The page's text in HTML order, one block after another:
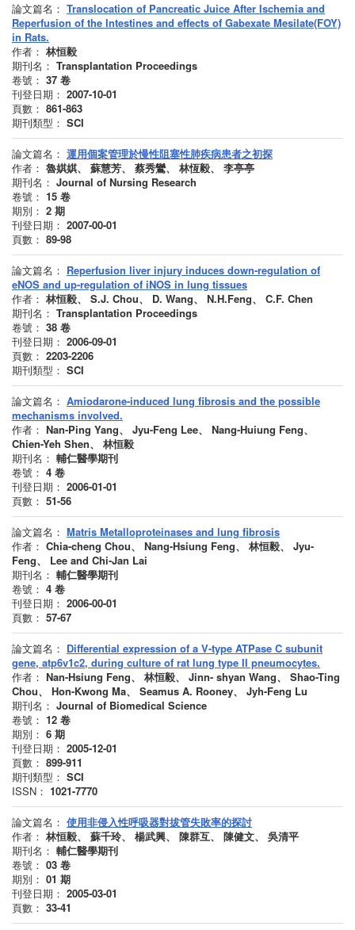
論文篇名： Translocation of Pancreatic Juice After Ischemia and
Reperfusion of the Intestines and effects of Gabexate Mesilate(FOY)
in Rats.
作者： 林恒毅
期刊名： Transplantation Proceedings
卷號： 37 卷
刊登日期： 2007-10-01
頁數： 861-863
期刊類型： SCI
論文篇名： 運用個案管理於慢性阻塞性肺疾病患者之初探
作者： 魯娸娸、 蘇慧芳、 蔡秀鸞、 林恆毅、 李亭亭
期刊名： Journal of Nursing Research
卷號： 15 卷
期別： 2 期
刊登日期： 2007-00-01
頁數： 89-98
論文篇名： Reperfusion liver injury induces down-regulation of
eNOS and up-regulation of iNOS in lung tissues
作者： 林恒毅、 S.J. Chou、 D. Wang、 N.H.Feng、 C.F. Chen
期刊名： Transplantation Proceedings
卷號： 38 卷
刊登日期： 2006-09-01
頁數： 2203-2206
期刊類型： SCI
論文篇名： Amiodarone-induced lung fibrosis and the possible
mechanisms involved.
作者： Nan-Ping Yang、 Jyu-Feng Lee、 Nang-Huiung Feng、
Chien-Yeh Shen、 林恒毅
期刊名： 輔仁醫學期刊
卷號： 4 卷
刊登日期： 2006-01-01
頁數： 51-56
論文篇名： Matris Metalloproteinases and lung fibrosis
作者： Chia-cheng Chou、 Nang-Hsiung Feng、 林恒毅、 Jyu-
Feng、 Lee and Chi-Jan Lai
期刊名： 輔仁醫學期刊
卷號： 4 卷
刊登日期： 2006-00-01
頁數： 57-67
論文篇名： Differential expression of a V-type ATPase C subunit
gene, atp6v1c2, during culture of rat lung type II pneumocytes.
作者： Nan-Hsiung Feng、 林恒毅、 Jinn- shyan Wang、 Shao-Ting
Chou、 Hon-Kwong Ma、 Seamus A. Rooney、 Jyh-Feng Lu
期刊名： Journal of Biomedical Science
卷號： 12 卷
期別： 6 期
刊登日期： 2005-12-01
頁數： 899-911
期刊類型： SCI
ISSN： 1021-7770
論文篇名： 使用非侵入性呼吸器對拔管失敗率的探討
作者： 林恒毅、 蘇千玲、 楊武興、 陳群互、 陳健文、 吳清平
期刊名： 輔仁醫學期刊
卷號： 03 卷
期別： 01 期
刊登日期： 2005-03-01
頁數： 33-41